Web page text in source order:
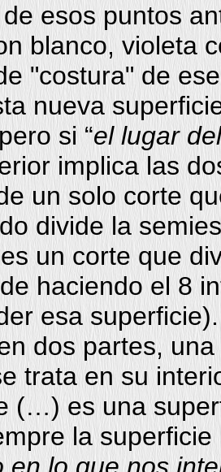
esos puntos
blanco, violeta
"costura" de
nueva
si “el lugar
implica las
un solo corte
divide la
un corte que
haciendo el 8
esa
dos partes,
trata en su
(…) es una
la